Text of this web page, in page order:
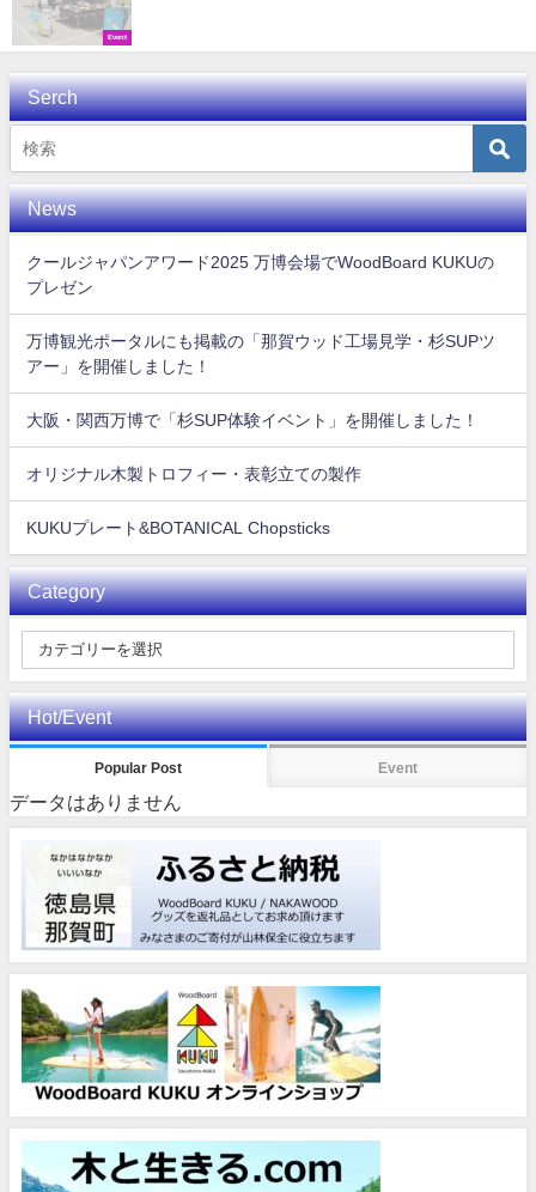
Event
Serch
News
クールジャパンアワード2025 万博会場でWoodBoard KUKUの
プレゼン
万博観光ポータルにも掲載の「那賀ウッド工場見学・杉SUPツ
アー」を開催しました！
大阪・関西万博で「杉SUP体験イベント」を開催しました！
オリジナル木製トロフィー・表彰立ての製作
KUKUプレート&BOTANICAL Chopsticks
Category
Hot/Event
Popular Post Event
データはありません